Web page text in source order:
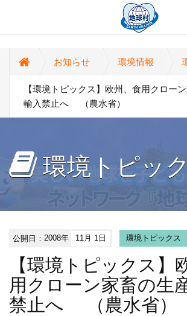
お知らせ 環境情報
【環境トピックス】欧州、食用クロー
輸入禁止へ （農水省）
環境トピッ
公開日：2008年 11月 1日 環境トピックス
【環境トピックス】
用クローン家畜の生
禁止へ （農水省）